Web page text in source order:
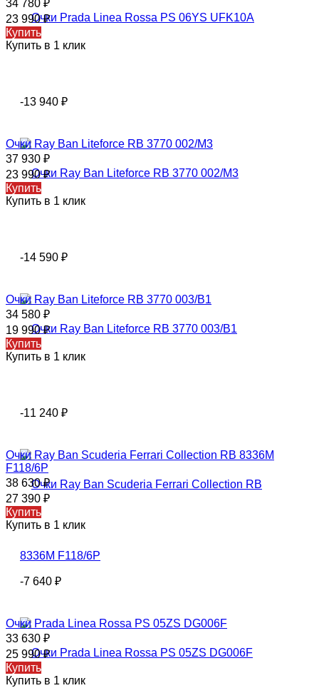
34 780 ₽
23 990₽
Купить
Купить в 1 клик
-13 940 ₽
Oчки Rаy Ваn Liteforce RB 3770 002/M3
37 930 ₽
23 990₽
Купить
Купить в 1 клик
-14 590 ₽
Oчки Rаy Ваn Liteforce RB 3770 003/B1
34 580 ₽
19 990₽
Купить
Купить в 1 клик
-11 240 ₽
Очки Rаy Ваn Scuderia Ferrari Collection RB 8336M
F118/6P
38 630₽
27 390 ₽
Купить
Купить в 1 клик
-7 640 ₽
Очки Prada Linea Rossa PS 05ZS DG006F
33 630 ₽
25 990₽
Купить
Купить в 1 клик